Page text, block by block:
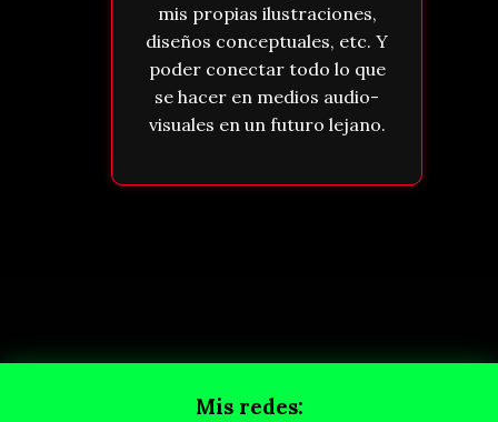
mis propias ilustraciones,
diseños conceptuales, etc. Y
poder conectar todo lo que
se hacer en medios audio-
visuales en un futuro lejano.
Mis redes: